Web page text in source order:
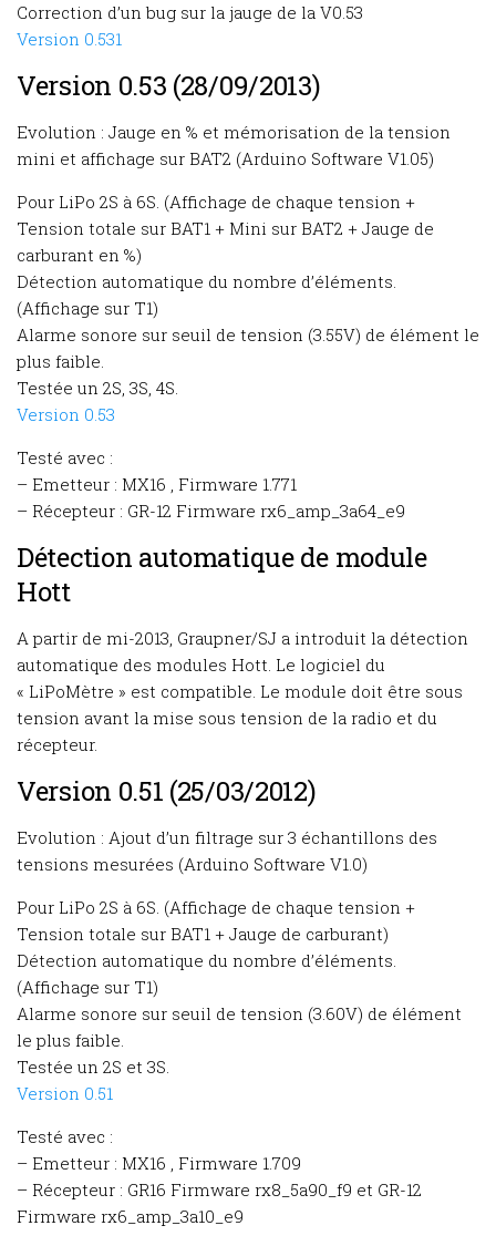
Correction d’un bug sur la jauge de la V0.53
Version 0.531
Version 0.53 (28/09/2013)
Evolution : Jauge en % et mémorisation de la tension
mini et affichage sur BAT2 (Arduino Software V1.05)
Pour LiPo 2S à 6S. (Affichage de chaque tension +
Tension totale sur BAT1 + Mini sur BAT2 + Jauge de
carburant en %)
Détection automatique du nombre d’éléments.
(Affichage sur T1)
Alarme sonore sur seuil de tension (3.55V) de élément le
plus faible.
Testée un 2S, 3S, 4S.
Version 0.53
Testé avec :
– Emetteur : MX16 , Firmware 1.771
– Récepteur : GR-12 Firmware rx6_amp_3a64_e9
Détection automatique de module
Hott
A partir de mi-2013, Graupner/SJ a introduit la détection
automatique des modules Hott. Le logiciel du
« LiPoMètre » est compatible. Le module doit être sous
tension avant la mise sous tension de la radio et du
récepteur.
Version 0.51 (25/03/2012)
Evolution : Ajout d’un filtrage sur 3 échantillons des
tensions mesurées (Arduino Software V1.0)
Pour LiPo 2S à 6S. (Affichage de chaque tension +
Tension totale sur BAT1 + Jauge de carburant)
Détection automatique du nombre d’éléments.
(Affichage sur T1)
Alarme sonore sur seuil de tension (3.60V) de élément
le plus faible.
Testée un 2S et 3S.
Version 0.51
Testé avec :
– Emetteur : MX16 , Firmware 1.709
– Récepteur : GR16 Firmware rx8_5a90_f9 et GR-12
Firmware rx6_amp_3a10_e9